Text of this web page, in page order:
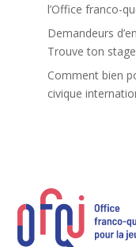
l’Office franco-
Demandeurs
Trouve ton
Comment bien
civique